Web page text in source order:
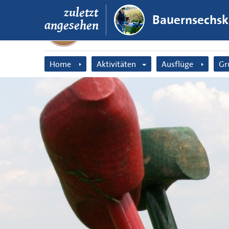
Home
Aktivitäten
Bauerngolf
Solex Tour
Bubble Fussball
Archery Attack
Bauernsechskampf
Tandem Tour
Bauernspiele
Bogenschießen
Kuh-Malworkshop
Ausflüge
Bauerngolf
Bauernspiele
Bogenschießen
Kuh-Malworkshop
Tandem Tour
Ausflug für alle
BBQ Bauerngolf
Solextour
zuletzt
angesehen